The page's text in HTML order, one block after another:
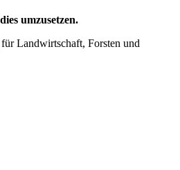
umzusetzen.
Landwirtschaft, Forsten und